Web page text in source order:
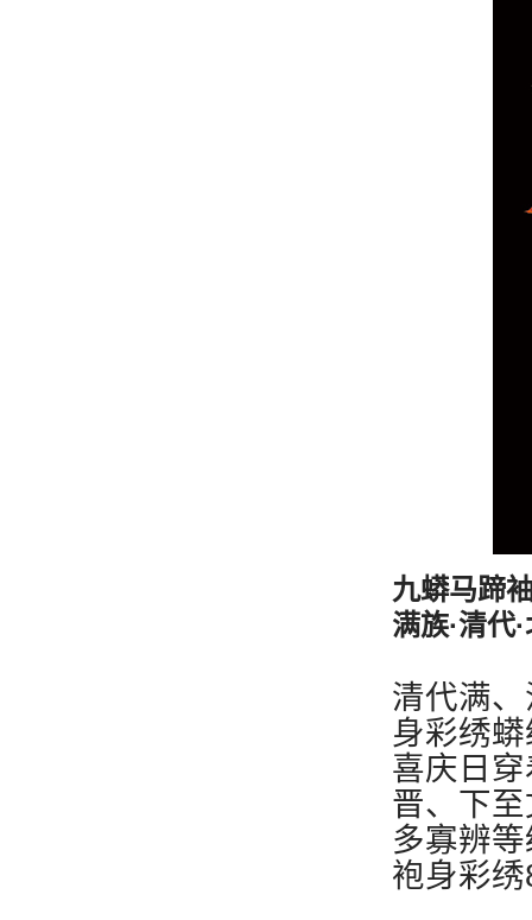
九蟒马蹄
满族·清代
清代满
身彩绣
喜庆日
晋、下
多寡辨
袍身彩